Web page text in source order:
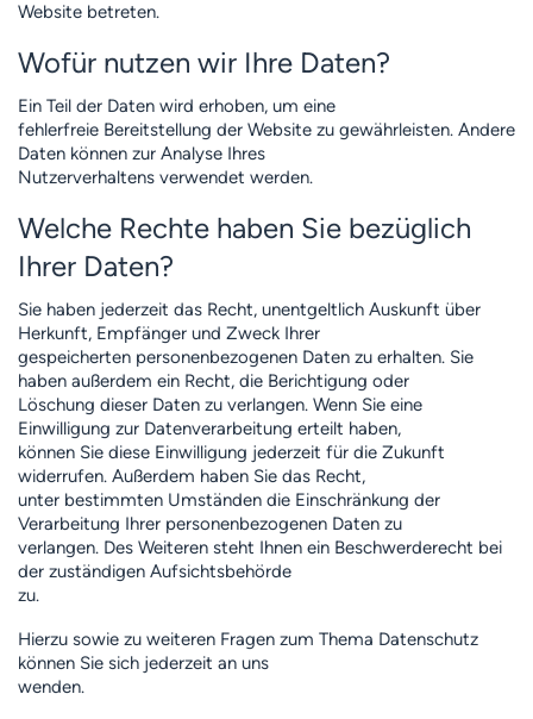
Website betreten.
Wofür nutzen wir Ihre Daten?
Ein Teil der Daten wird erhoben, um eine
fehlerfreie Bereitstellung der Website zu gewährleisten. Andere
Daten können zur Analyse Ihres
Nutzerverhaltens verwendet werden.
Welche Rechte haben Sie bezüglich
Ihrer Daten?
Sie haben jederzeit das Recht, unentgeltlich Auskunft über
Herkunft, Empfänger und Zweck Ihrer
gespeicherten personenbezogenen Daten zu erhalten. Sie
haben außerdem ein Recht, die Berichtigung oder
Löschung dieser Daten zu verlangen. Wenn Sie eine
Einwilligung zur Datenverarbeitung erteilt haben,
können Sie diese Einwilligung jederzeit für die Zukunft
widerrufen. Außerdem haben Sie das Recht,
unter bestimmten Umständen die Einschränkung der
Verarbeitung Ihrer personenbezogenen Daten zu
verlangen. Des Weiteren steht Ihnen ein Beschwerderecht bei
der zuständigen Aufsichtsbehörde
zu.
Hierzu sowie zu weiteren Fragen zum Thema Datenschutz
können Sie sich jederzeit an uns
wenden.